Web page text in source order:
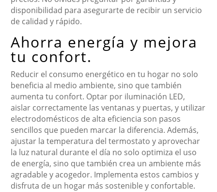
disponibilidad para asegurarte de recibir un servicio
de calidad y rápido.
Ahorra energía y mejora
tu confort.
Reducir el consumo energético en tu hogar no solo
beneficia al medio ambiente, sino que también
aumenta tu confort. Optar por iluminación LED,
aislar correctamente las ventanas y puertas, y utilizar
electrodomésticos de alta eficiencia son pasos
sencillos que pueden marcar la diferencia. Además,
ajustar la temperatura del termostato y aprovechar
la luz natural durante el día no solo optimiza el uso
de energía, sino que también crea un ambiente más
agradable y acogedor. Implementa estos cambios y
disfruta de un hogar más sostenible y confortable.